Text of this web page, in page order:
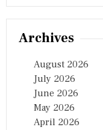
Archives
August 2026
July 2026
June 2026
May 2026
April 2026